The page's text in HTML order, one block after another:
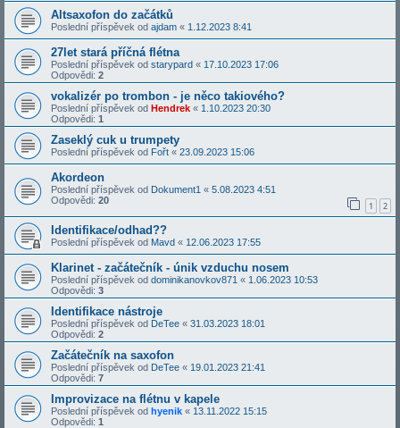
Altsaxofon do začátků
Poslední příspěvek od ajdam « 1.12.2023 8:41
27let stará příčná flétna
Poslední příspěvek od starypard « 17.10.2023 17:06
Odpovědi: 2
vokalizér po trombon - je něco takiového?
Poslední příspěvek od Hendrek « 1.10.2023 20:30
Odpovědi: 1
Zaseklý cuk u trumpety
Poslední příspěvek od Fořt « 23.09.2023 15:06
Akordeon
Poslední příspěvek od Dokument1 « 5.08.2023 4:51
Odpovědi: 20 1 2
Identifikace/odhad??
Poslední příspěvek od Mavd « 12.06.2023 17:55
Klarinet - začátečník - únik vzduchu nosem
Poslední příspěvek od dominikanovkov871 « 1.06.2023 10:53
Odpovědi: 3
Identifikace nástroje
Poslední příspěvek od DeTee « 31.03.2023 18:01
Odpovědi: 2
Začátečník na saxofon
Poslední příspěvek od DeTee « 19.01.2023 21:41
Odpovědi: 7
Improvizace na flétnu v kapele
Poslední příspěvek od hyenik « 13.11.2022 15:15
Odpovědi: 1